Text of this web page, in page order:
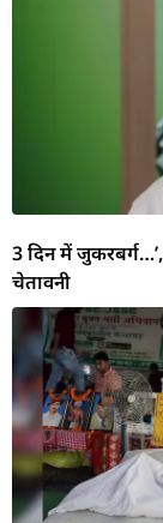
3 दिन में
चेतावनी